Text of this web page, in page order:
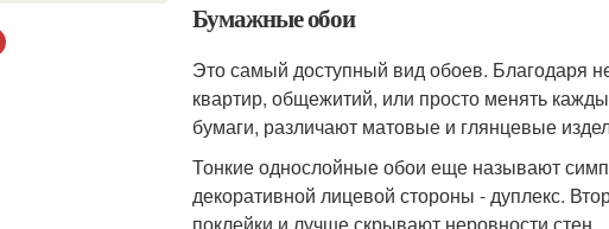
Бумажные обои
Это самый доступный вид обоев. Благодаря
квартир, общежитий, или просто менять
бумаги, различают матовые и глянцевые
Тонкие однослойные обои еще называют
декоративной лицевой стороны - дуплекс.